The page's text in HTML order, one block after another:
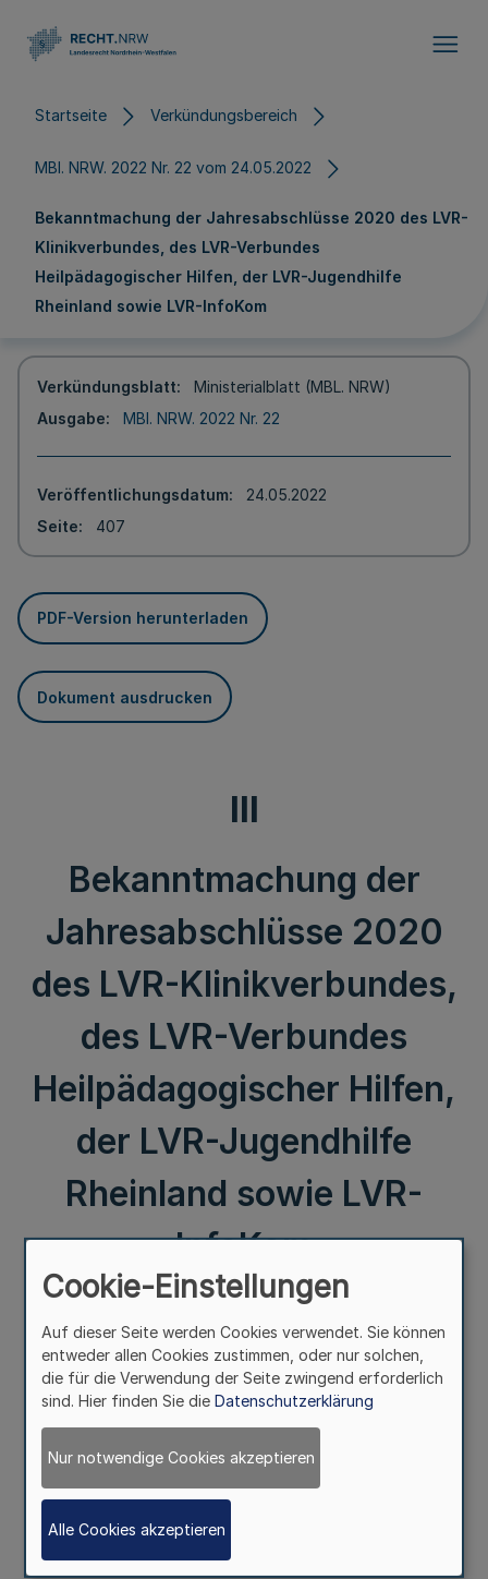
Startseite Verkündungsbereich
MBl. NRW. 2022 Nr. 22 vom 24.05.2022
Bekanntmachung der Jahresabschlüsse 2020 des LVR-
Klinikverbundes, des LVR-Verbundes
Heilpädagogischer Hilfen, der LVR-Jugendhilfe
Rheinland sowie LVR-InfoKom
Verkündungsblatt
Ministerialblatt (MBL. NRW)
Ausgabe
MBl. NRW. 2022 Nr. 22
Veröffentlichungsdatum
24.05.2022
Seite
407
PDF-Version herunterladen
Dokument ausdrucken
III
Bekanntmachung der
Jahresabschlüsse 2020
des LVR-Klinikverbundes,
des LVR-Verbundes
Heilpädagogischer Hilfen,
der LVR-Jugendhilfe
Rheinland sowie LVR-
InfoKom
Bekanntmachung der Jahresabschlüsse 2020
des LVR-Klinikverbundes, des LVR-Verbundes
Heilpädagogischer Hilfen,
der LVR-Jugendhilfe Rheinland sowie LVR-InfoKom
Bekanntmachung des Landschaftsverbandes Rheinland
Cookie-Einstellungen
Auf dieser Seite werden Cookies verwendet. Sie können
entweder allen Cookies zustimmen, oder nur solchen,
die für die Verwendung der Seite zwingend erforderlich
sind. Hier finden Sie die Datenschutzerklärung
Nur notwendige Cookies akzeptieren
Alle Cookies akzeptieren